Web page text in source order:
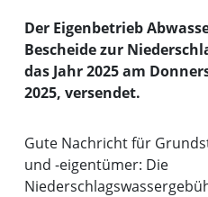
Der Eigenbetrieb
Bescheide zur
das Jahr 2025 am
2025, versendet.
Gute Nachricht für
und -eigentümer: Die